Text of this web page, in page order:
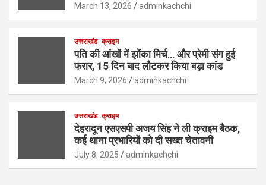
March 13, 2026 adminkachchi
उत्तराखंड क्राइम
पति की आंखों में झोंका मिर्च… और प्रेमी संग हुई
फरार, 15 दिन बाद लौटकर किया बड़ा कांड
March 9, 2026 adminkachchi
उत्तराखंड क्राइम
देहरादून एसएसपी अजय सिंह ने ली क्राइम बैठक,
कई थाना प्रभारियों को दी सख्त चेतावनी
July 8, 2025 adminkachchi